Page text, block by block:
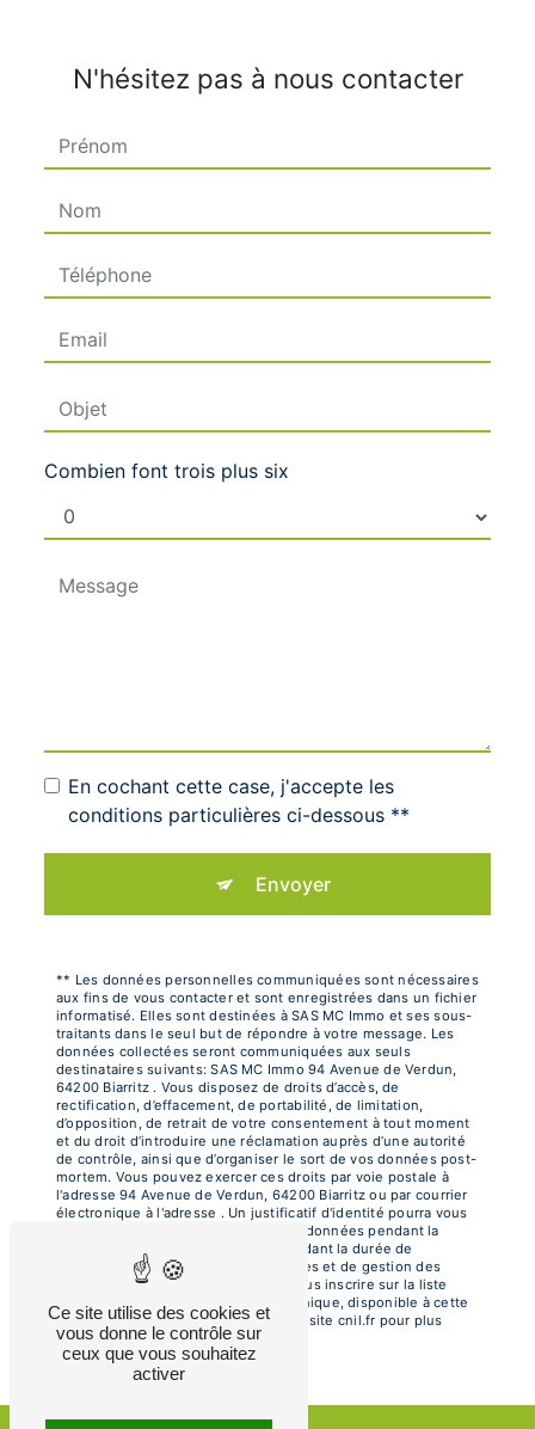
N'hésitez pas à nous contacter
Combien font trois plus six
En cochant cette case, j'accepte les
conditions particulières ci-dessous **
Envoyer
** Les données personnelles communiquées sont nécessaires
aux fins de vous contacter et sont enregistrées dans un fichier
informatisé. Elles sont destinées à SAS MC Immo et ses sous-
traitants dans le seul but de répondre à votre message. Les
données collectées seront communiquées aux seuls
destinataires suivants: SAS MC Immo 94 Avenue de Verdun,
64200 Biarritz . Vous disposez de droits d’accès, de
rectification, d’effacement, de portabilité, de limitation,
d’opposition, de retrait de votre consentement à tout moment
et du droit d’introduire une réclamation auprès d’une autorité
de contrôle, ainsi que d’organiser le sort de vos données post-
mortem. Vous pouvez exercer ces droits par voie postale à
l'adresse 94 Avenue de Verdun, 64200 Biarritz ou par courrier
électronique à l'adresse . Un justificatif d'identité pourra vous
être demandé. Nous conservons vos données pendant la
période de prise de contact puis pendant la durée de
prescription légale aux fins probatoires et de gestion des
contentieux. Vous avez le droit de vous inscrire sur la liste
d'opposition au démarchage téléphonique, disponible à cette
adresse: Bloctel.gouv.fr. Consultez le site cnil.fr pour plus
d’informations sur vos droits.
Ce site utilise des cookies et
vous donne le contrôle sur
ceux que vous souhaitez
activer